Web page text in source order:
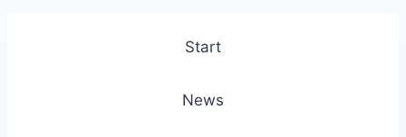
Start
News